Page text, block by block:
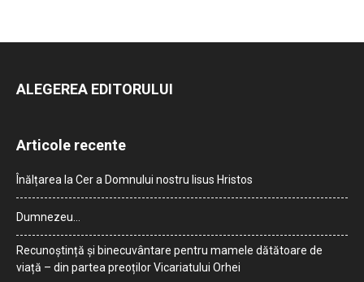
ALEGEREA EDITORULUI
Articole recente
Înălțarea la Cer a Domnului nostru Iisus Hristos
Dumnezeu…
Recunoștință și binecuvântare pentru mamele dătătoare de
viață – din partea preoților Vicariatului Orhei